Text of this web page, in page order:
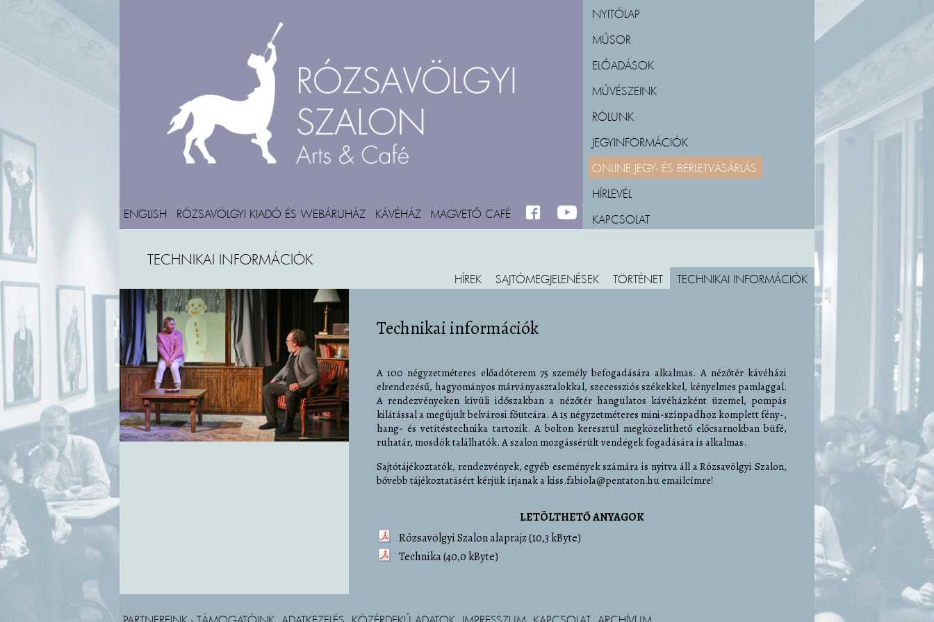
NYITÓLAP
MŰSOR
ELŐADÁSOK
MŰVÉSZEINK
RÓLUNK
HÍREK SAJTÓMEGJELENÉSEK TÖRTÉNET TECHNIKAI INFORMÁCIÓK
JEGYINFORMÁCIÓK
ONLINE JEGY- ÉS BÉRLETVÁSÁRLÁS
HÍRLEVÉL
KAPCSOLAT
ENGLISH RÓZSAVÖLGYI KIADÓ ÉS WEBÁRUHÁZ KÁVÉHÁZ MAGVETŐ CAFÉ FACEBOOKM_YOUTUBE
TECHNIKAI INFORMÁCIÓK
Technikai információk
A 100 négyzetméteres előadóterem 75 személy befogadására alkalmas. A nézőtér kávéházi
elrendezésű, hagyományos márványasztalokkal, szecessziós székekkel, kényelmes pamlaggal.
A rendezvényeken kívüli időszakban a nézőtér hangulatos kávéházként üzemel, pompás
kilátással a megújult belvárosi főutcára. A 15 négyzetméteres mini-színpadhoz komplett fény-,
hang- és vetítéstechnika tartozik. A bolton keresztül megközelíthető előcsarnokban büfé,
ruhatár, mosdók találhatók. A szalon mozgássérült vendégek fogadására is alkalmas.
Sajtótájékoztatók, rendezvények, egyéb események számára is nyitva áll a Rózsavölgyi Szalon,
bővebb tájékoztatásért kérjük írjanak a kiss.fabiola@pentaton.hu emailcímre!
LETÖLTHETŐ ANYAGOK
Rózsavölgyi Szalon alaprajz(10,3 kByte)
Technika(40,0 kByte)